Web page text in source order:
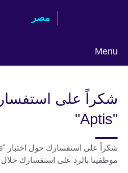
مصر‎
Menu
شكراً على
"Aptis"
موظفينا بالرد على استفسارك